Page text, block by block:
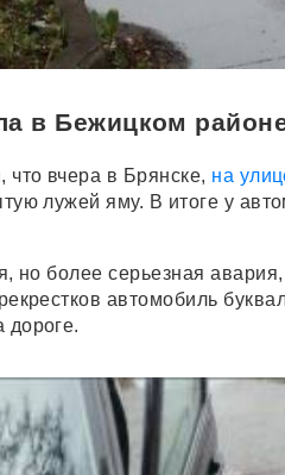
в Бежицком
вчера в Брянске, на
лужей яму. В итоге у
но более серьезная
автомобиль